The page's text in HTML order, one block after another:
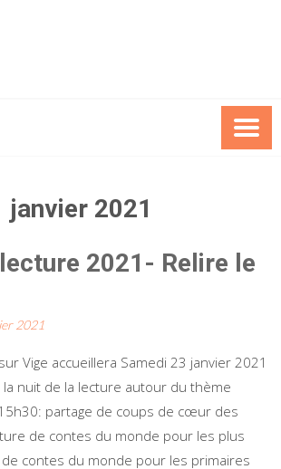
janvier 2021
2021- Relire le
2021
Vige accueillera Samedi 23 janvier 2021
nuit de la lecture autour du thème
partage de coups de cœur des
de contes du monde pour les plus
contes du monde pour les primaires